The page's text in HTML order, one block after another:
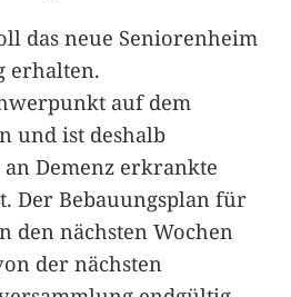
das neue Seniorenheim
erhalten.
auf dem
und ist deshalb
Demenz erkrankte
Der Bebauungsplan für
den nächsten Wochen
der nächsten